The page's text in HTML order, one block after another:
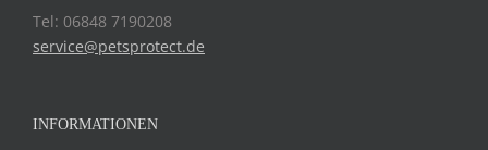
Tel: 06848 7190208
service@petsprotect.de
INFORMATIONEN